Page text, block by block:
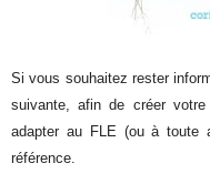
Si vous souhaitez rester
suivante, afin de créer
adapter au FLE (ou à toute
référence.